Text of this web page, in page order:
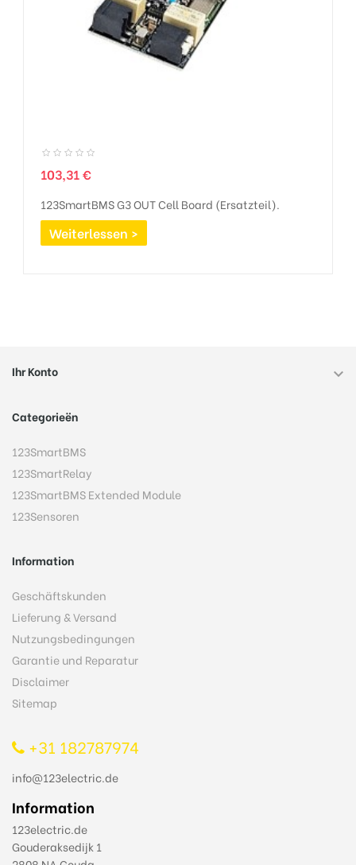
Preis
103,31 €
123SmartBMS G3 OUT Cell Board (Ersatzteil).
Weiterlessen >
Ihr Konto 
Categorieën
123SmartBMS
123SmartRelay
123SmartBMS Extended Module
123Sensoren
Information
Geschäftskunden
Lieferung & Versand
Nutzungsbedingungen
Garantie und Reparatur
Disclaimer
Sitemap
+31 182787974
info@123electric.de
Information
123electric.de
Gouderaksedijk 1